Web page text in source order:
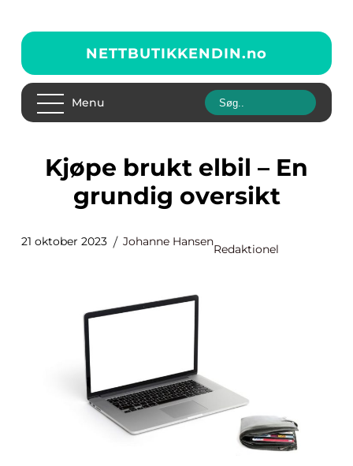
NETTBUTIKKENDIN.no
Menu
Kjøpe brukt elbil – En
grundig oversikt
21 oktober 2023 Johanne Hansen
Redaktionel